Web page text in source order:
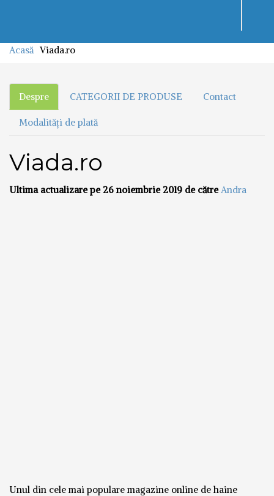
Acasă Viada.ro
Despre CATEGORII DE PRODUSE Contact
Modalități de plată
Viada.ro
Ultima actualizare pe 26 noiembrie 2019 de către Andra
Unul din cele mai populare magazine online de haine